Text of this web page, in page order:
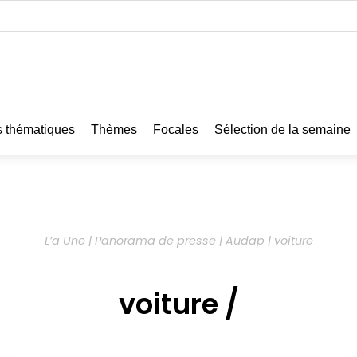
thématiques Thèmes Focales Sélection de la semaine
L’a Une | Panorama de presse | Audap | voiture
voiture